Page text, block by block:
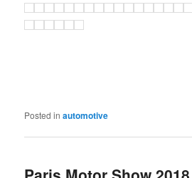
Posted in automotive